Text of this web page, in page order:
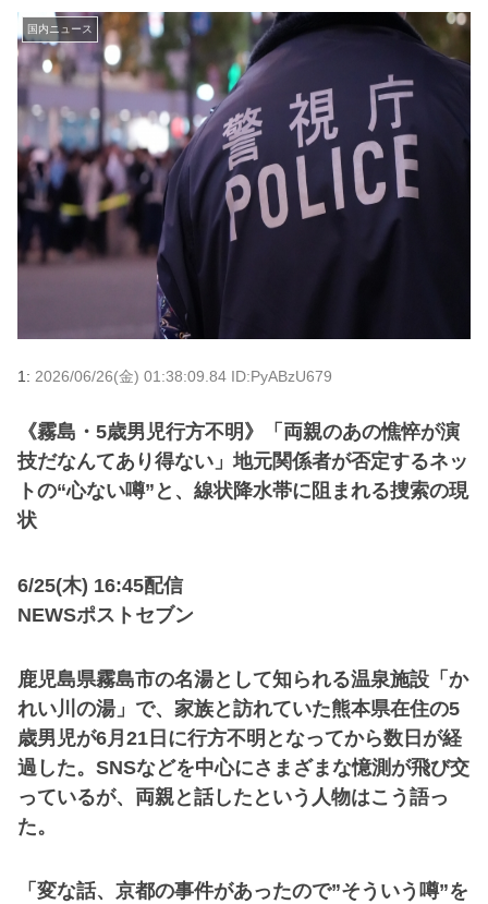
国内ニュース
1: 2026/06/26(金) 01:38:09.84 ID:PyABzU679
《霧島・5歳男児行方不明》「両親のあの憔悴が演
技だなんてあり得ない」地元関係者が否定するネッ
トの“心ない噂”と、線状降水帯に阻まれる捜索の現
状
6/25(木) 16:45配信
NEWSポストセブン
鹿児島県霧島市の名湯として知られる温泉施設「か
れい川の湯」で、家族と訪れていた熊本県在住の5
歳男児が6月21日に行方不明となってから数日が経
過した。SNSなどを中心にさまざまな憶測が飛び交
っているが、両親と話したという人物はこう語っ
た。
「変な話、京都の事件があったので”そういう噂”を